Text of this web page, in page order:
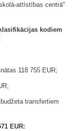
attīstības centrā"
kodiem
118 755 EUR;
transfertiem
EUR: